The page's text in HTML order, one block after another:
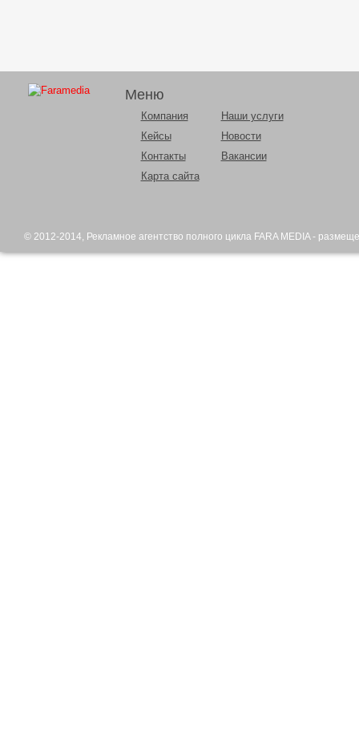
Меню
Компания
Наши услуги
Кейсы
Новости
Контакты
Вакансии
Карта сайта
© 2012-2014, Рекламное агентство полного цикла FARA MEDIA -